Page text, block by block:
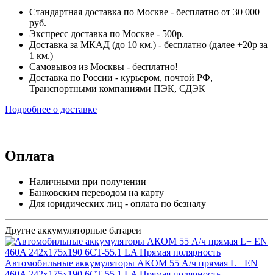
Стандартная доставка по Москве - бесплатно от 30 000
руб.
Экспресс доставка по Москве - 500р.
Доставка за МКАД (до 10 км.) - бесплатно (далее +20р за
1 км.)
Самовывоз из Москвы - бесплатно!
Доставка по России - курьером, почтой РФ,
Транспортными компаниями ПЭК, СДЭК
Подробнее о доставке
Оплата
Наличными при получении
Банковским переводом на карту
Для юридических лиц - оплата по безналу
Другие аккумуляторные батареи
Автомобильные аккумуляторы АКОМ 55 А/ч прямая L+ EN